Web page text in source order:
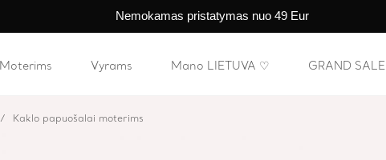
Nemokamas pristatymas nuo 49 Eur
Moterims Vyrams Mano LIETUVA ♡ GRAND SALE
Kaklo papuošalai moterims